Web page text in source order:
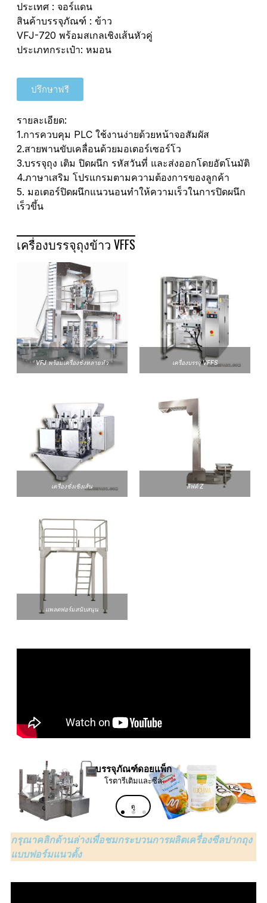
ประเทศ : จอร์แดน
สินค้าบรรจุภัณฑ์ : ข้าว
VFJ-720 พร้อมสเกลเชิงเส้นหัวคู่
ประเภทกระเป๋า: หมอน
ปรึกษาฟรี
รายละเอียด:
1.การควบคุม PLC ใช้งานง่ายด้วยหน้าจอสัมผัส
2.สายพานขับเคลื่อนด้วยมอเตอร์เซอร์โว
3.บรรจุถุง เติม ปิดผนึก รหัสวันที่ และส่งออกโดยอัตโนมัติ
4.ภาษาเสริม โปรแกรมตามความต้องการของลูกค้า
5. มอเตอร์ปิดผนึกแนวนอนทำให้ความเร็วในการปิดผนึก
เร็วขึ้น
เครื่องบรรจุถุงข้าว VFFS
VFJ พร้อมเครื่องชั่งหลายหัว เครื่องบรรจุ VFFS
เครื่องชั่งเชิงเส้น ลิฟต์ Z
แพลตฟอร์มสนับสนุน
กรุณาคลิกด้านล่างเพื่อชมกระบวนการผลิตเครื่องซีลปากถุง
แบบฟอร์มแนวตั้ง